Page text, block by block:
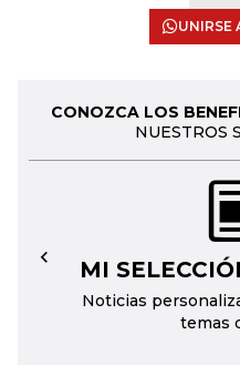
UNIRSE
CONOZCA LOS
NUESTROS
MI
Noticias
temas
←